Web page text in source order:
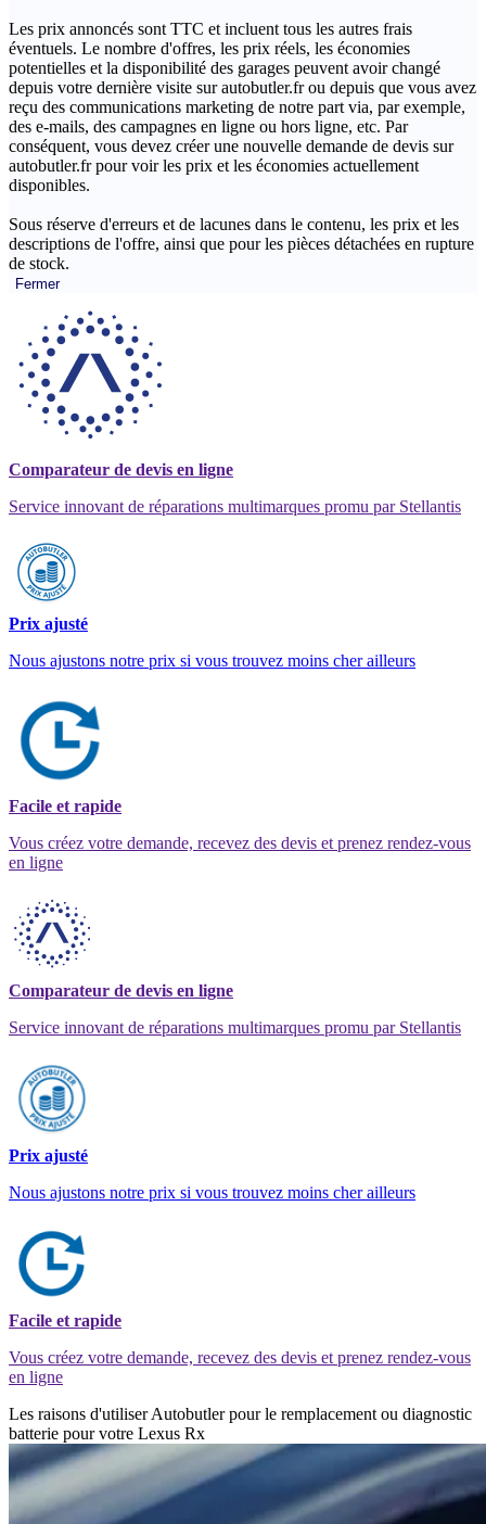
Les prix annoncés sont TTC et incluent tous les autres frais
éventuels. Le nombre d'offres, les prix réels, les économies
potentielles et la disponibilité des garages peuvent avoir changé
depuis votre dernière visite sur autobutler.fr ou depuis que vous avez
reçu des communications marketing de notre part via, par exemple,
des e-mails, des campagnes en ligne ou hors ligne, etc. Par
conséquent, vous devez créer une nouvelle demande de devis sur
autobutler.fr pour voir les prix et les économies actuellement
disponibles.
Sous réserve d'erreurs et de lacunes dans le contenu, les prix et les
descriptions de l'offre, ainsi que pour les pièces détachées en rupture
de stock.
Fermer
Comparateur de devis en ligne
Service innovant de réparations multimarques promu par Stellantis
Prix ajusté
Nous ajustons notre prix si vous trouvez moins cher ailleurs
Facile et rapide
Vous créez votre demande, recevez des devis et prenez rendez-vous
en ligne
Comparateur de devis en ligne
Service innovant de réparations multimarques promu par Stellantis
Prix ajusté
Nous ajustons notre prix si vous trouvez moins cher ailleurs
Facile et rapide
Vous créez votre demande, recevez des devis et prenez rendez-vous
en ligne
Les raisons d'utiliser Autobutler pour le remplacement ou diagnostic
batterie pour votre Lexus Rx